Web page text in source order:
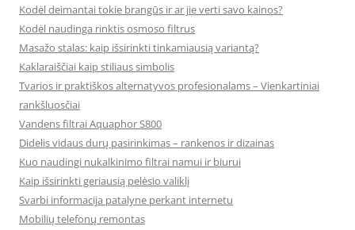
Kodėl deimantai tokie brangūs ir ar jie verti savo kainos?
Kodėl naudinga rinktis osmoso filtrus
Masažo stalas: kaip išsirinkti tinkamiausią variantą?
Kaklaraiščiai kaip stiliaus simbolis
Tvarios ir praktiškos alternatyvos profesionalams – Vienkartiniai
rankšluosčiai
Vandens filtrai Aquaphor S800
Didelis vidaus durų pasirinkimas – rankenos ir dizainas
Kuo naudingi nukalkinimo filtrai namui ir biurui
Kaip išsirinkti geriausią pelėsio valiklį
Svarbi informacija patalyne perkant internetu
Mobilių telefonų remontas